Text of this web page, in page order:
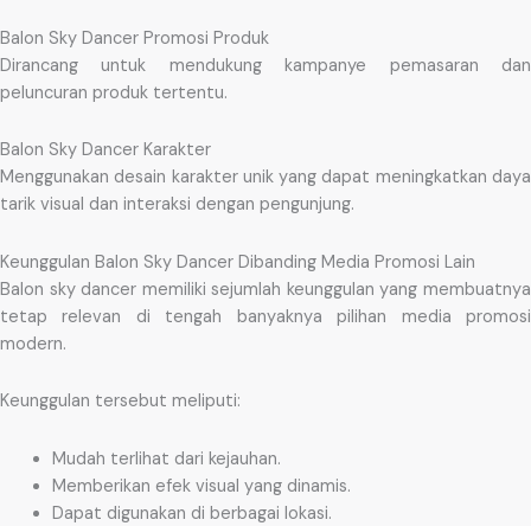
Balon Sky Dancer Promosi Produk
Dirancang untuk mendukung kampanye pemasaran dan
peluncuran produk tertentu.
Balon Sky Dancer Karakter
Menggunakan desain karakter unik yang dapat meningkatkan daya
tarik visual dan interaksi dengan pengunjung.
Keunggulan Balon Sky Dancer Dibanding Media Promosi Lain
Balon sky dancer memiliki sejumlah keunggulan yang membuatnya
tetap relevan di tengah banyaknya pilihan media promosi
modern.
Keunggulan tersebut meliputi:
Mudah terlihat dari kejauhan.
Memberikan efek visual yang dinamis.
Dapat digunakan di berbagai lokasi.